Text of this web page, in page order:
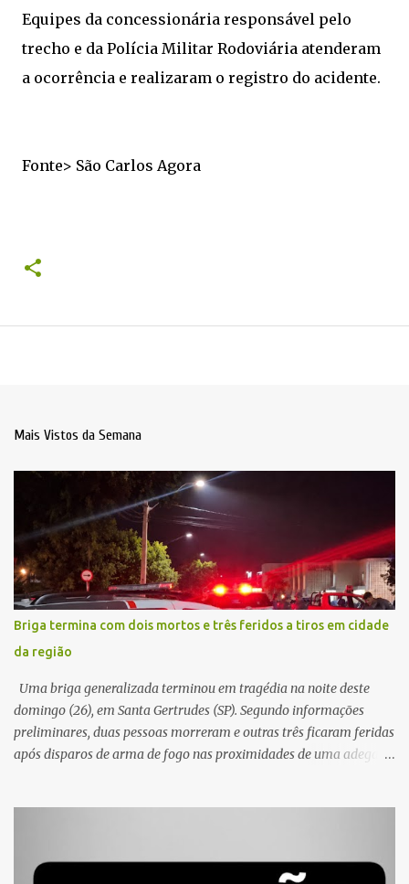
Equipes da concessionária responsável pelo
trecho e da Polícia Militar Rodoviária atenderam
a ocorrência e realizaram o registro do acidente.
Fonte> São Carlos Agora
Mais Vistos da Semana
Briga termina com dois mortos e três feridos a tiros em cidade
da região
Uma briga generalizada terminou em tragédia na noite deste
domingo (26), em Santa Gertrudes (SP). Segundo informações
preliminares, duas pessoas morreram e outras três ficaram feridas
após disparos de arma de fogo nas proximidades de uma adega. O
diversos disparos. Duas vítimas morreram ainda no local. Outras